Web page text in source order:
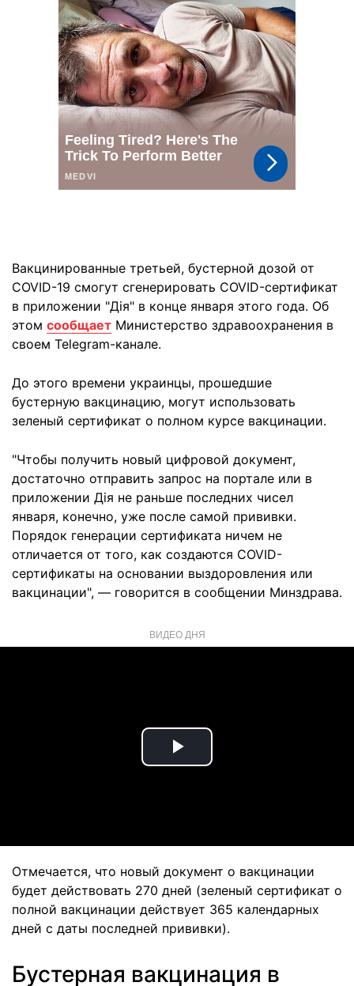
Вакцинированные третьей, бустерной дозой от
COVID-19 смогут сгенерировать COVID-сертификат
в приложении "Дія" в конце января этого года. Об
этом сообщает Министерство здравоохранения в
своем Telegram-канале.
До этого времени украинцы, прошедшие
бустерную вакцинацию, могут использовать
зеленый сертификат о полном курсе вакцинации.
"Чтобы получить новый цифровой документ,
достаточно отправить запрос на портале или в
приложении Дія не раньше последних чисел
января, конечно, уже после самой прививки.
Порядок генерации сертификата ничем не
отличается от того, как создаются COVID-
сертификаты на основании выздоровления или
вакцинации", — говорится в сообщении Минздрава.
ВИДЕО ДНЯ
Play
Отмечается, что новый документ о вакцинации
будет действовать 270 дней (зеленый сертификат о
полной вакцинации действует 365 календарных
дней с даты последней прививки).
Бустерная вакцинация в